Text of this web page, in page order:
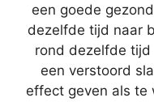
een goede
dezelfde tijd naar
rond dezelfde
een verstoord
effect geven als te